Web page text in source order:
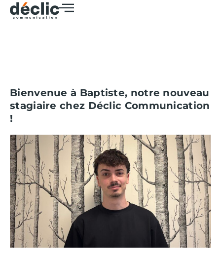
Bienvenue à Baptiste, notre nouveau
stagiaire chez Déclic Communication
!